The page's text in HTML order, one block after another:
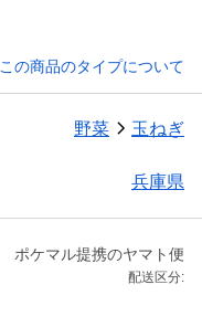
この商品のタイプについて
野菜 玉ねぎ
兵庫県
ポケマル提携のヤマト便
配送区分: